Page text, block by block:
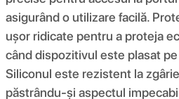
asigurând o utilizare facilă.
ușor ridicate pentru a proteja
când dispozitivul este plasat
Siliconul este rezistent la
păstrându-și aspectul